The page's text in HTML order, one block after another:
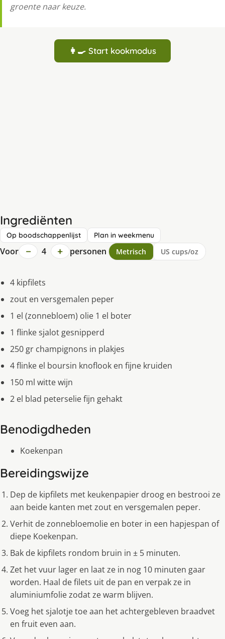
groente naar keuze.
👩‍🍳 Start kookmodus
Ingrediënten
Op boodschappenlijst Plan in weekmenu
Voor − 4 + personen Metrisch US cups/oz
4 kipfilets
zout en versgemalen peper
1 el (zonnebloem) olie 1 el boter
1 flinke sjalot gesnipperd
250 gr champignons in plakjes
4 flinke el boursin knoflook en fijne kruiden
150 ml witte wĳn
2 el blad peterselie fijn gehakt
Benodigdheden
Koekenpan
Bereidingswijze
Dep de kipfilets met keukenpapier droog en bestrooi ze
aan beide kanten met zout en versgemalen peper.
Verhit de zonnebloemolie en boter in een hapjespan of
diepe Koekenpan.
Bak de kipfilets rondom bruin in ± 5 minuten.
Zet het vuur lager en laat ze in nog 10 minuten gaar
worden. Haal de filets uit de pan en verpak ze in
aluminiumfolie zodat ze warm blĳven.
Voeg het sjalotje toe aan het achtergebleven braadvet
en fruit even aan.